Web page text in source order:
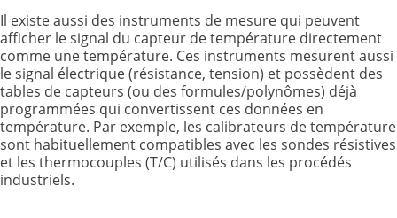
Il existe aussi des instruments de mesure qui peuvent
afficher le signal du capteur de température directement
comme une température. Ces instruments mesurent aussi
le signal électrique (résistance, tension) et possèdent des
tables de capteurs (ou des formules/polynômes) déjà
programmées qui convertissent ces données en
température. Par exemple, les calibrateurs de température
sont habituellement compatibles avec les sondes résistives
et les thermocouples (T/C) utilisés dans les procédés
industriels.